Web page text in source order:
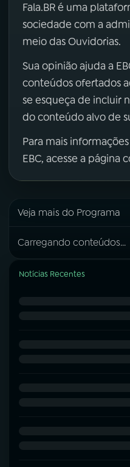
Fala.BR é uma
sociedade com a
meio das Ouvidorias.
Sua opinião ajuda a
conteúdos ofertados
se esqueça de incluir
do conteúdo alvo de
Para mais
EBC, acesse a página
Veja mais do Programa
Carregando conteúdos...
Notícias Recentes